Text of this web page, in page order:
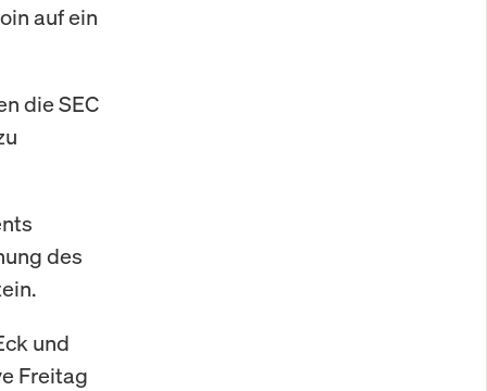
auf ein
die SEC
des
und
Freitag